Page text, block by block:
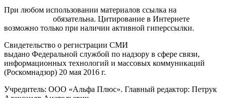
При любом использовании материалов ссылка на
обязательна. Цитирование в Интернете
возможно только при наличии активной гиперссылки.
Свидетельство о регистрации СМИ
выдано Федеральной службой по надзору в сфере связи,
информационных технологий и массовых коммуникаций
(Роскомнадзор) 20 мая 2016 г.
Учредитель: ООО «Альфа Плюс». Главный редактор: Петрук